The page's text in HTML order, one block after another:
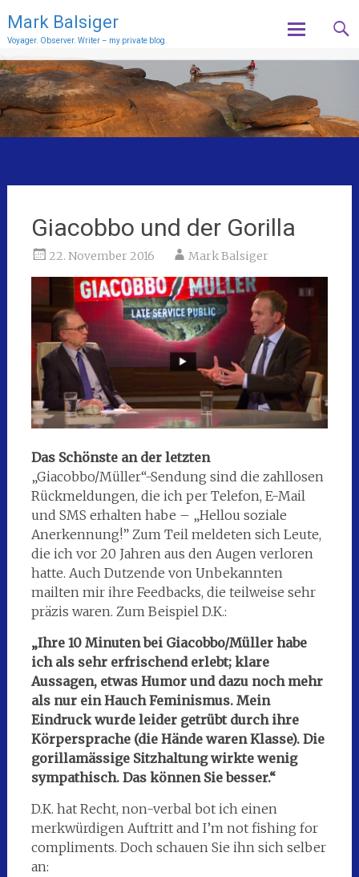
Mark Balsiger
Voyager. Observer. Writer – my private blog.
Giacobbo und der Gorilla
22. November 2016 Mark Balsiger
Das Schönste an der letzten
„Giacobbo/Müller“-Sendung sind die zahllosen
Rückmeldungen, die ich per Telefon, E-Mail
und SMS erhalten habe – „Hellou soziale
Anerkennung!” Zum Teil meldeten sich Leute,
die ich vor 20 Jahren aus den Augen verloren
hatte. Auch Dutzende von Unbekannten
mailten mir ihre Feedbacks, die teilweise sehr
präzis waren. Zum Beispiel D.K.:
„Ihre 10 Minuten bei Giacobbo/Müller habe
ich als sehr erfrischend erlebt; klare
Aussagen, etwas Humor und dazu noch mehr
als nur ein Hauch Feminismus. Mein
Eindruck wurde leider getrübt durch ihre
Körpersprache (die Hände waren Klasse). Die
gorillamässige Sitzhaltung wirkte wenig
sympathisch. Das können Sie besser.“
D.K. hat Recht, non-verbal bot ich einen
merkwürdigen Auftritt and I’m not fishing for
compliments. Doch schauen Sie ihn sich selber
an: